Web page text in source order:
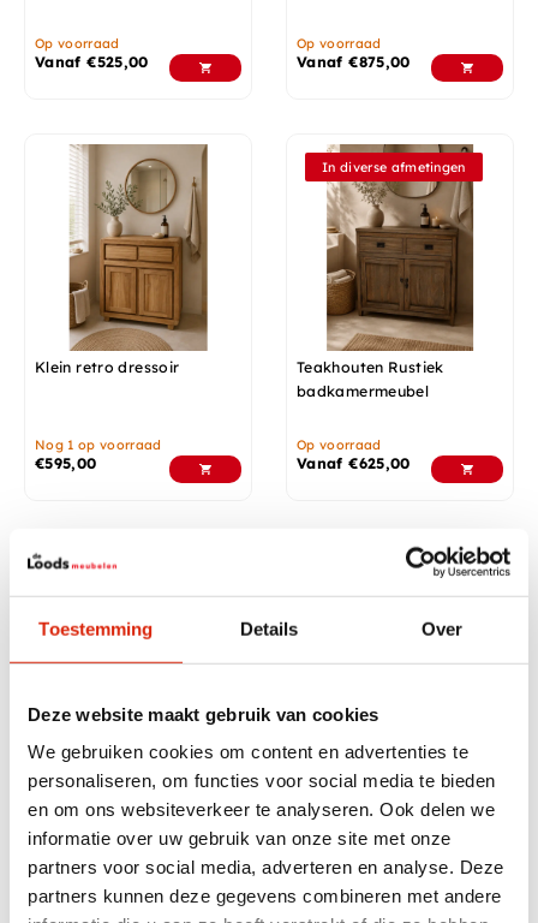
Toestemming Details Over
Deze website maakt gebruik van cookies
We gebruiken cookies om content en advertenties te
personaliseren, om functies voor social media te bieden
en om ons websiteverkeer te analyseren. Ook delen we
informatie over uw gebruik van onze site met onze
partners voor social media, adverteren en analyse. Deze
partners kunnen deze gegevens combineren met andere
Op voorraad
Vanaf€525,00
Op voorraad
Vanaf€875,00
Klein retro dressoir
Nog 1 op voorraad
€595,00
In diverse afmetingen
Teakhouten Rustiek
badkamermeubel
Op voorraad
Vanaf€625,00
badkamermeubel
120x40x85h
Nog 2 op voorraad
€650,00
In diverse afmetingen
badkamermeubel met lade
Op voorraad
Vanaf€625,00